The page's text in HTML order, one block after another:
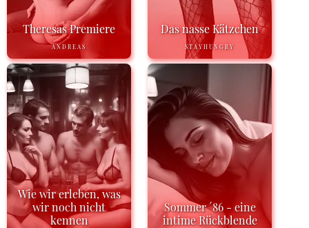
Theresas Premiere
ANDREAS
Das nasse Kätzchen
STAYHUNGRY
Wie wir erleben, was
wir noch nicht
kennen
Sommer ´86 - eine
intime Rückblende